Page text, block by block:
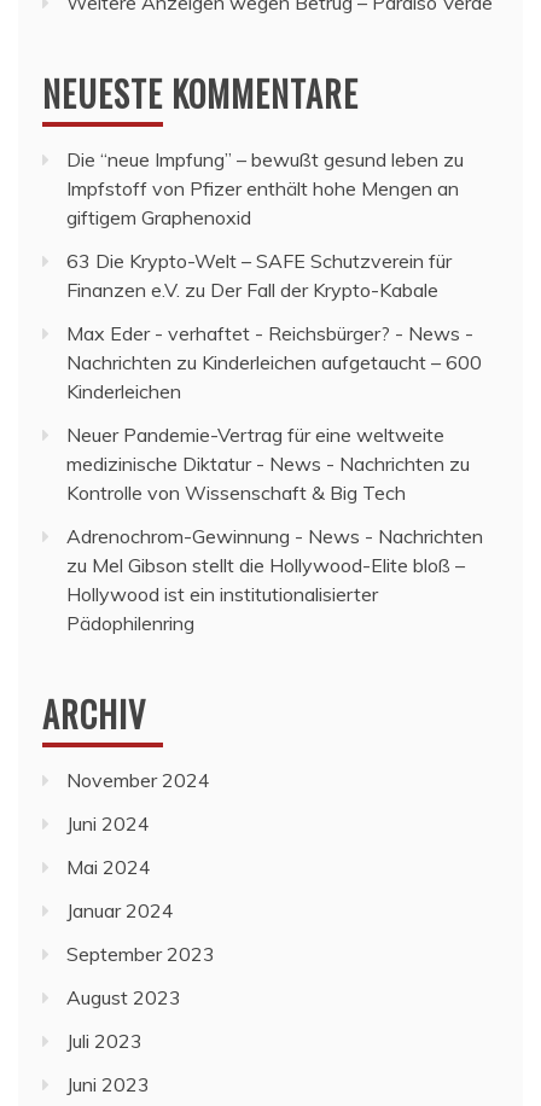
NEUESTE KOMMENTARE
Die “neue Impfung” – bewußt gesund leben zu
Impfstoff von Pfizer enthält hohe Mengen an
giftigem Graphenoxid
63 Die Krypto-Welt – SAFE Schutzverein für
Finanzen e.V. zu Der Fall der Krypto-Kabale
Max Eder - verhaftet - Reichsbürger? - News -
Nachrichten zu Kinderleichen aufgetaucht – 600
Kinderleichen
Neuer Pandemie-Vertrag für eine weltweite
medizinische Diktatur - News - Nachrichten zu
Kontrolle von Wissenschaft & Big Tech
Adrenochrom-Gewinnung - News - Nachrichten
zu Mel Gibson stellt die Hollywood-Elite bloß –
Hollywood ist ein institutionalisierter
Pädophilenring
ARCHIV
November 2024
Juni 2024
Mai 2024
Januar 2024
September 2023
August 2023
Juli 2023
Juni 2023